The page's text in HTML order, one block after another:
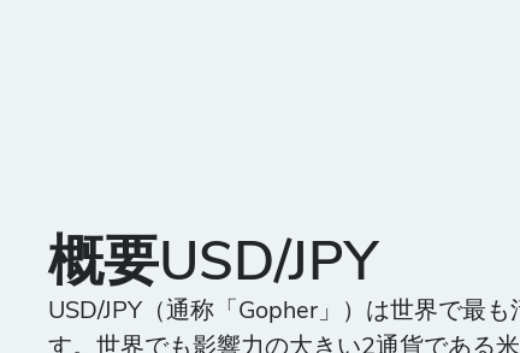
概要USD/JPY
USD/JPY（通称「Gopher」）は世界で最
す。世界でも影響力の大きい2通貨である